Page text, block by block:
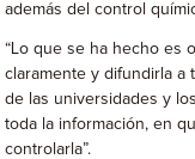
además del control
“Lo que se ha hecho es
claramente y difundirla a
de las universidades y
toda la información, en
controlarla”.